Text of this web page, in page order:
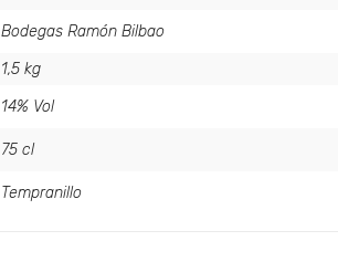
Bodegas Ramón Bilbao
1,5 kg
14% Vol
75 cl
Tempranillo